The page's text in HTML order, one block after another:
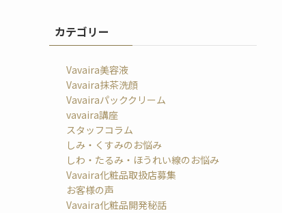
カテゴリー
Vavaira美容液
Vavaira抹茶洗顔
Vavairaパッククリーム
vavaira講座
スタッフコラム
しみ・くすみのお悩み
しわ・たるみ・ほうれい線のお悩み
Vavaira化粧品取扱店募集
お客様の声
Vavaira化粧品開発秘話